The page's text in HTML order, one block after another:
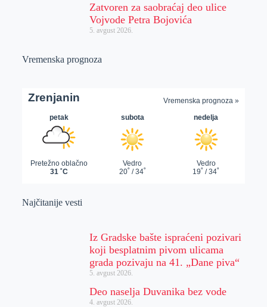
Zatvoren za saobraćaj deo ulice
Vojvode Petra Bojovića
5. avgust 2026.
Vremenska prognoza
Najčitanije vesti
Iz Gradske bašte ispraćeni pozivari
koji besplatnim pivom ulicama
grada pozivaju na 41. „Dane piva“
5. avgust 2026.
Deo naselja Duvanika bez vode
4. avgust 2026.